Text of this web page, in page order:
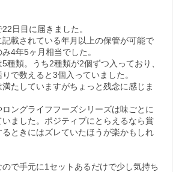
日目に届きました。
載されている年月以上の保管が可能で
4年5ヶ月相当でした。
種類。うち2種類が2個ずつ入っており、
で数えると3個入っていました。
たしていますがちょっと残念に感じま
ングライフフーズシリーズは味ごとに
ました。ポジティブにとらえるなら賞
ときにはズレていたほうが楽かもしれ
で手元に1セットあるだけで少し気持ち